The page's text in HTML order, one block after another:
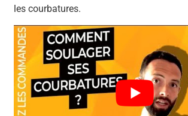
les courbatures.